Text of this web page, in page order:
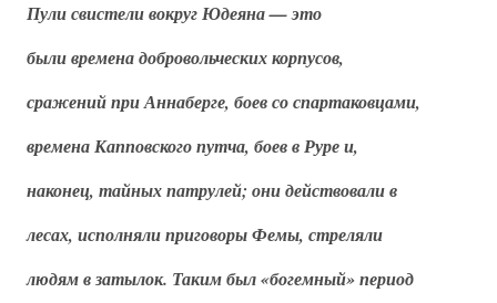
Пули свистели вокруг Юдеяна — это
были времена добровольческих корпусов,
сражений при Аннаберге, боев со спартаковцами,
времена Капповского путча, боев в Руре и,
наконец, тайных патрулей; они действовали в
лесах, исполняли приговоры Фемы, стреляли
людям в затылок. Таким был «богемный» период